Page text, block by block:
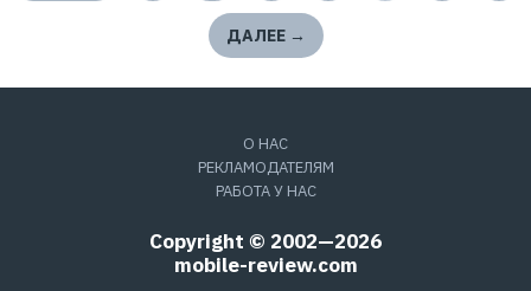
ДАЛЕЕ →
О НАС
РЕКЛАМОДАТЕЛЯМ
РАБОТА У НАС
Copyright © 2002—2026
mobile-review.com